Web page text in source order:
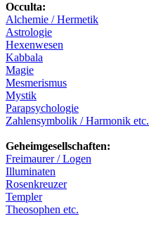
Occulta:
Alchemie / Hermetik
Astrologie
Hexenwesen
Kabbala
Magie
Mesmerismus
Mystik
Parapsychologie
Zahlensymbolik / Harmonik etc.
Geheimgesellschaften:
Freimaurer / Logen
Illuminaten
Rosenkreuzer
Templer
Theosophen etc.